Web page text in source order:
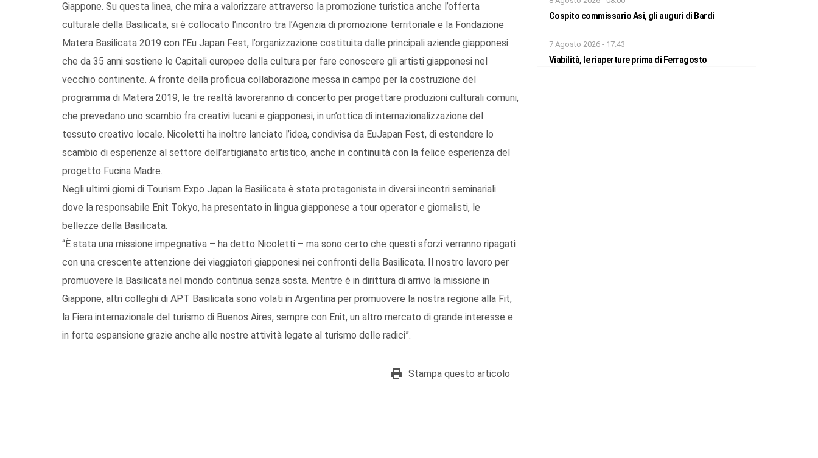
Giappone. Su questa linea, che mira a valorizzare attraverso la promozione turistica anche l’offerta
culturale della Basilicata, si è collocato l’incontro tra l’Agenzia di promozione territoriale e la Fondazione
Matera Basilicata 2019 con l’Eu Japan Fest, l’organizzazione costituita dalle principali aziende giapponesi
che da 35 anni sostiene le Capitali europee della cultura per fare conoscere gli artisti giapponesi nel
vecchio continente. A fronte della proficua collaborazione messa in campo per la costruzione del
programma di Matera 2019, le tre realtà lavoreranno di concerto per progettare produzioni culturali comuni,
che prevedano uno scambio fra creativi lucani e giapponesi, in un’ottica di internazionalizzazione del
tessuto creativo locale. Nicoletti ha inoltre lanciato l’idea, condivisa da EuJapan Fest, di estendere lo
scambio di esperienze al settore dell’artigianato artistico, anche in continuità con la felice esperienza del
progetto Fucina Madre.
Negli ultimi giorni di Tourism Expo Japan la Basilicata è stata protagonista in diversi incontri seminariali
dove la responsabile Enit Tokyo, ha presentato in lingua giapponese a tour operator e giornalisti, le
bellezze della Basilicata.
“È stata una missione impegnativa – ha detto Nicoletti – ma sono certo che questi sforzi verranno ripagati
con una crescente attenzione dei viaggiatori giapponesi nei confronti della Basilicata. Il nostro lavoro per
promuovere la Basilicata nel mondo continua senza sosta. Mentre è in dirittura di arrivo la missione in
Giappone, altri colleghi di APT Basilicata sono volati in Argentina per promuovere la nostra regione alla Fit,
la Fiera internazionale del turismo di Buenos Aires, sempre con Enit, un altro mercato di grande interesse e
in forte espansione grazie anche alle nostre attività legate al turismo delle radici”.
Stampa questo articolo
Cospito commissario Asi, gli auguri di Bardi
7 Agosto 2026 - 17:43
Viabilità, le riaperture prima di Ferragosto